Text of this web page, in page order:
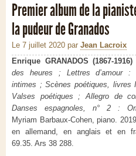
Premier album de la
la pudeur de Granados
Le 7 juillet 2020 par Jean Lacroix
Enrique GRANADOS (1867-1916)
des heures ; Lettres d’amour :
intimes ; Scènes poétiques,
Valses poétiques ; Allegro de
Danses espagnoles, n° 2 :
Myriam Barbaux-Cohen, piano.
en allemand, en anglais et en
69.35. Ars 38 288.